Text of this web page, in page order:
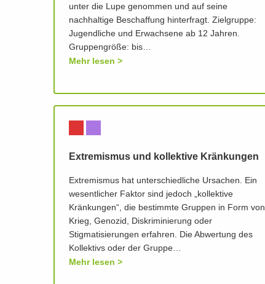
unter die Lupe genommen und auf seine
nachhaltige Beschaffung hinterfragt. Zielgruppe:
Jugendliche und Erwachsene ab 12 Jahren.
Gruppengröße: bis…
Mehr lesen
Extremismus und kollektive Kränkungen
Extremismus hat unterschiedliche Ursachen. Ein
wesentlicher Faktor sind jedoch „kollektive
Kränkungen“, die bestimmte Gruppen in Form von
Krieg, Genozid, Diskriminierung oder
Stigmatisierungen erfahren. Die Abwertung des
Kollektivs oder der Gruppe…
Mehr lesen